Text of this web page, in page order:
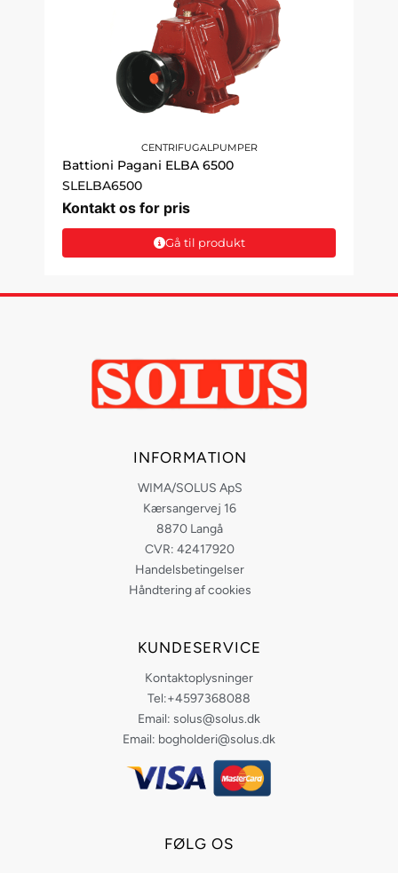
CENTRIFUGALPUMPER
Battioni Pagani ELBA 6500
SLELBA6500
Kontakt os for pris
Gå til produkt
INFORMATION
WIMA/SOLUS ApS
Kærsangervej 16
8870 Langå
CVR: 42417920
Handelsbetingelser
Håndtering af cookies
KUNDESERVICE
Kontaktoplysninger
Tel:+4597368088
Email: solus@solus.dk
Email: bogholderi@solus.dk
FØLG OS